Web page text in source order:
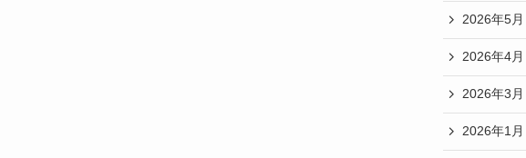
2026年5月
2026年4月
2026年3月
2026年1月